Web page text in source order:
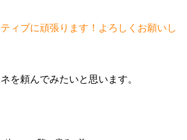
ィブに頑張ります！よろしくお願いし
を頼んでみたいと思います。